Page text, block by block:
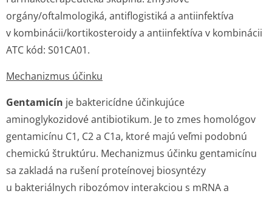
orgány/oftalmo­logiká, antiflogistiká a antiinfektíva
v kombinácii/kor­tikosteroidy a antiinfektíva v kombinácii
ATC kód: S01CA01.
Mechanizmus účinku
Gentamicín je baktericídne účinkujúce
aminoglykozidové antibiotikum. Je to zmes homológov
gentamicínu C1, C2 a C1a, ktoré majú veľmi podobnú
chemickú štruktúru. Mechanizmus účinku gentamicínu
sa zakladá na rušení proteínovej biosyntézy
u bakteriálnych ribozómov interakciou s mRNA a